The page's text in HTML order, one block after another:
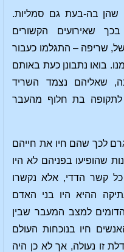
שהן בה-בעת גם סמליות.
שאירועים הקשורים
שריפה – התגלמו כעבור
בואו נתבונן כעת באותם
שאליהם נצמד השריד
לתקופה בת חלוף מהעבר
לכך שהם חיו את חייהם
שהופיעו בפניהם לא היו
כל קשר הדדי, אלא נקשרו
ההיא היו בני האדם
למצב המעבר שבין
חיו בנוכחות העולם
זו נעולה, אך לא כן היה